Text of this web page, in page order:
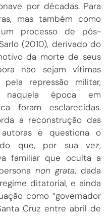
por décadas. Para
mas também como
um processo de pós-
(2010), derivado do
da morte de seus
não sejam vítimas
repressão militar,
naquela época em
foram esclarecidas.
a reconstrução das
e questiona o
que, por sua vez,
familiar que oculta a
non grata, dada
ditatorial, e ainda
como “governador
Cruz entre abril de